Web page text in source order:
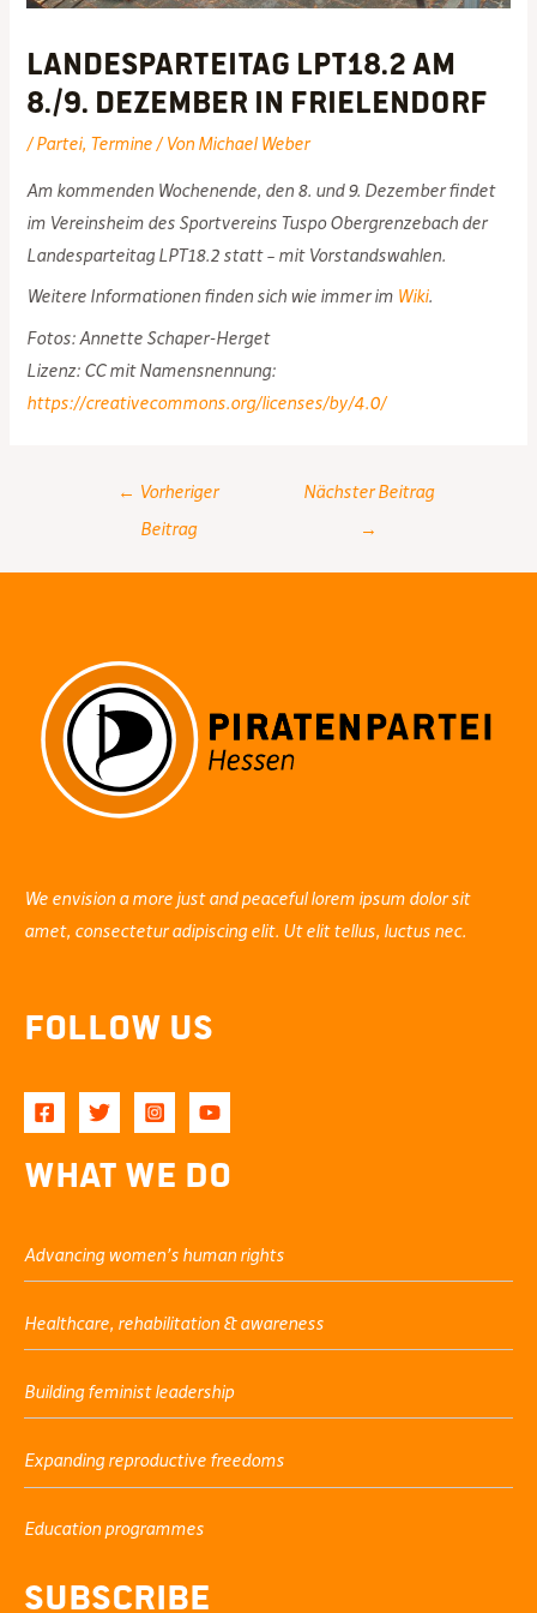
Landesparteitag LPT18.2 am
8./9. Dezember in Frielendorf
/Partei, Termine/ Von Michael Weber
Am kommenden Wochenende, den 8. und 9. Dezember findet
im Vereinsheim des Sportvereins Tuspo Obergrenzebach der
Landesparteitag LPT18.2 statt – mit Vorstandswahlen.
Weitere Informationen finden sich wie immer im Wiki.
Fotos: Annette Schaper-Herget
Lizenz: CC mit Namensnennung:
https://creativecommons.org/licenses/by/4.0/
navigation
← Vorheriger
Beitrag
Nächster Beitrag
→
We envision a more just and peaceful lorem ipsum dolor sit
amet, consectetur adipiscing elit. Ut elit tellus, luctus nec.
Follow Us
What We Do
Advancing women’s human rights
Healthcare, rehabilitation & awareness
Building feminist leadership
Expanding reproductive freedoms
Education programmes
Subscribe